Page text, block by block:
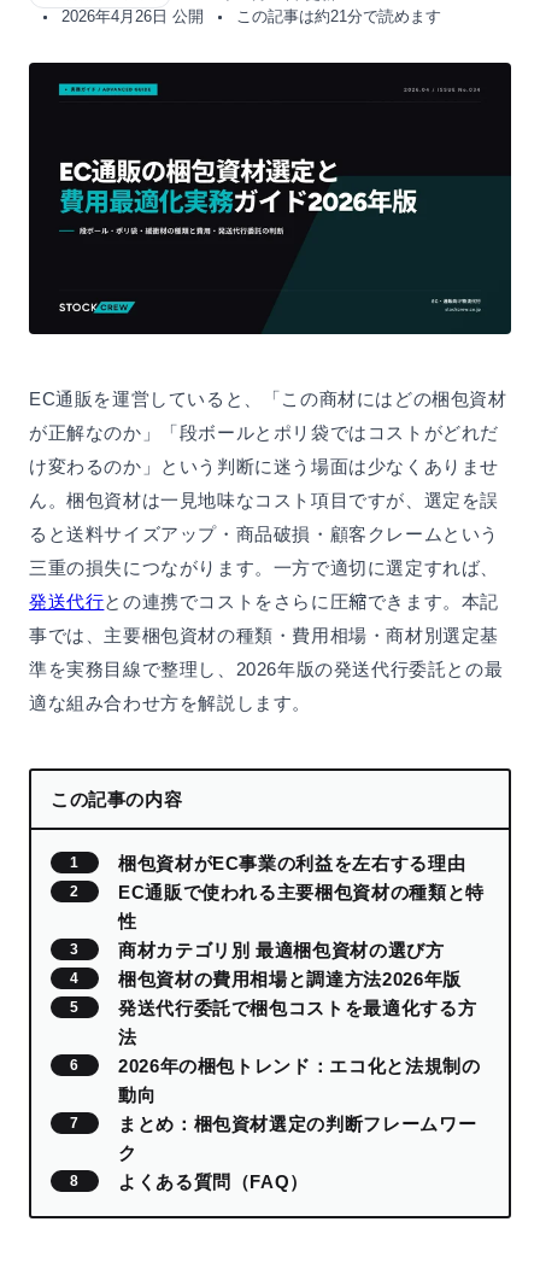
2026年4月26日 公開
この記事は約21分で読めます
EC通販を運営していると、「この商材にはどの梱包資材
が正解なのか」「段ボールとポリ袋ではコストがどれだ
け変わるのか」という判断に迷う場面は少なくありませ
ん。梱包資材は一見地味なコスト項目ですが、選定を誤
ると送料サイズアップ・商品破損・顧客クレームという
三重の損失につながります。一方で適切に選定すれば、
発送代行との連携でコストをさらに圧縮できます。本記
事では、主要梱包資材の種類・費用相場・商材別選定基
準を実務目線で整理し、2026年版の発送代行委託との最
適な組み合わせ方を解説します。
この記事の内容
梱包資材がEC事業の利益を左右する理由
EC通販で使われる主要梱包資材の種類と特
性
商材カテゴリ別 最適梱包資材の選び方
梱包資材の費用相場と調達方法2026年版
発送代行委託で梱包コストを最適化する方
法
2026年の梱包トレンド：エコ化と法規制の
動向
まとめ：梱包資材選定の判断フレームワー
ク
よくある質問（FAQ）